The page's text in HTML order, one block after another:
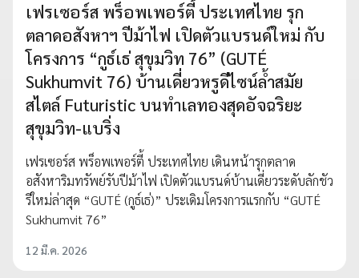
เฟรเซอร์ส พร็อพเพอร์ตี้ ประเทศไทย รุก
ตลาดอสังหาฯ ปีม้าไฟ เปิดตัวแบรนด์ใหม่ กับ
โครงการ “กูธ์เธ่ สุขุมวิท 76” (GUTÉ
Sukhumvit 76) บ้านเดี่ยวหรูดีไซน์ลํ้าสมัย
สไตล์ Futuristic บนทำเลทองสุดอัจฉริยะ
สุขุมวิท-แบริ่ง
เฟรเซอร์ส พร็อพเพอร์ตี้ ประเทศไทย เดินหน้ารุกตลาด
อสังหาริมทรัพย์รับปีม้าไฟ เปิดตัวแบรนด์บ้านเดี่ยวระดับลักชัว
รีใหม่ล่าสุด “GUTÉ (กูธ์เธ่)” ประเดิมโครงการแรกกับ “GUTÉ
Sukhumvit 76”
12 มี.ค. 2026